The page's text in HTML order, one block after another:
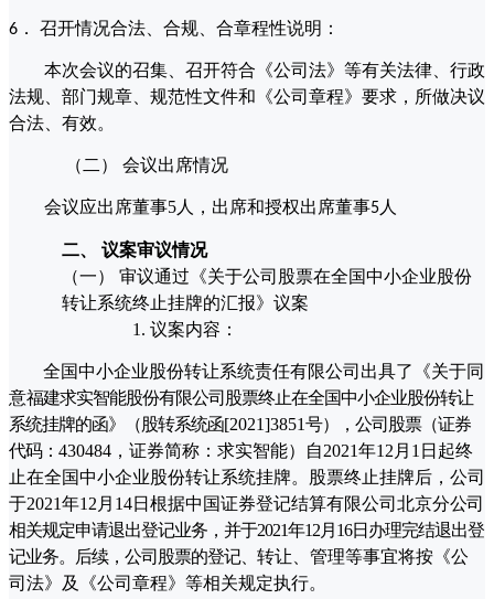
6． 召开情况合法、合规、合章程性说明：
本次会议的召集、召开符合《公司法》等有关法律、行政
法规、部门规章、规范性文件和《公司章程》要求，所做决议
合法、有效。
（二） 会议出席情况
会议应出席董事5人，出席和授权出席董事5人
二、 议案审议情况
（一） 审议通过《关于公司股票在全国中小企业股份
转让系统终止挂牌的汇报》议案
1. 议案内容：
全国中小企业股份转让系统责任有限公司出具了《关于同
意福建求实智能股份有限公司股票终止在全国中小企业股份转让
系统挂牌的函》（股转系统函[2021]3851号），公司股票（证券
代码： 430484 ，证券简称：求实智能）自2021年12月 1日起终
止在全国中小企业股份转让系统挂牌。
股票终止挂牌后，公司
于2021年12月14日根据中国证券登记结算有限公司北京分公司
相关规定申请退出登记业务，并于2021年12月16日办理完结退出登
记业务。后续，公司股票的登记、 转让、管理等事宜将按《公
司法》及《公司章程》等相关规定执行。